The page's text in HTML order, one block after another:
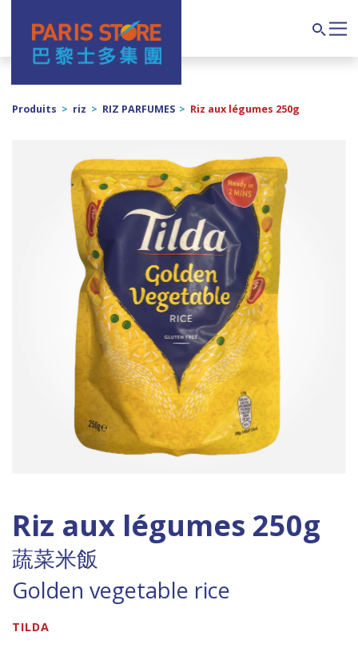
Navigation principale
Produits > riz > RIZ PARFUMES > Riz aux légumes 250g
Riz aux légumes 250g
蔬菜米飯
Golden vegetable rice
TILDA